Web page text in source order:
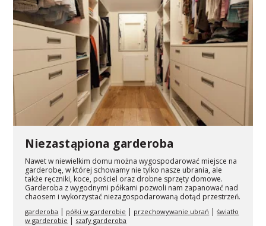
Niezastąpiona garderoba
Nawet w niewielkim domu można wygospodarować miejsce na
garderobę, w której schowamy nie tylko nasze ubrania, ale
także ręczniki, koce, pościel oraz drobne sprzęty domowe.
Garderoba z wygodnymi półkami pozwoli nam zapanować nad
chaosem i wykorzystać niezagospodarowaną dotąd przestrzeń.
garderoba | półki w garderobie | przechowywanie ubrań |światło
w garderobie | szafy garderoba